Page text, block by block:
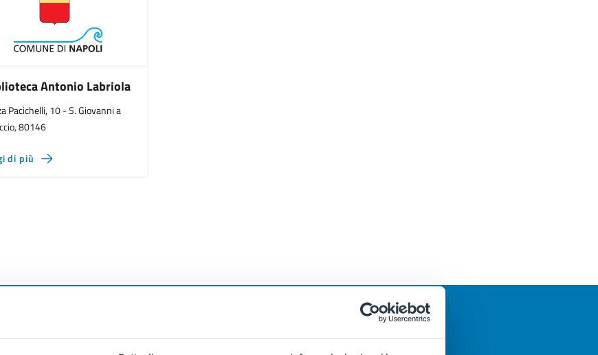
Antonio Labriola
Pacichelli, 10 - S. Giovanni a
80146
di più